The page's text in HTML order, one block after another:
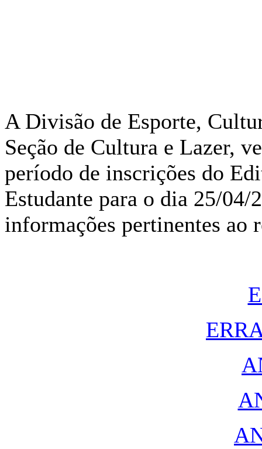
A Divisão de Esporte,
Seção de Cultura e Lazer,
período de inscrições do
Estudante para o dia 25/04/
informações pertinentes ao